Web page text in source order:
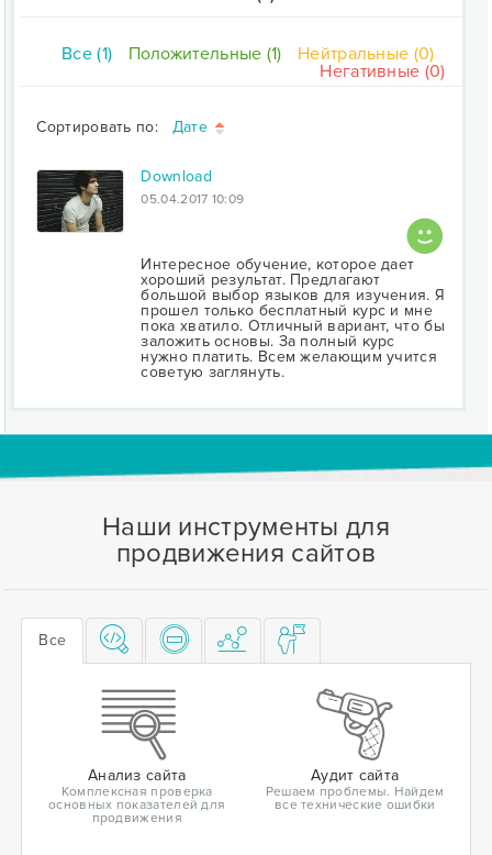
Все (1) Положительные (1)
Нейтральные (0)
Негативные (0)
Сортировать по: Дате
Download
05.04.2017 10:09
Интересное обучение, которое дает
хороший результат. Предлагают
большой выбор языков для изучения. Я
прошел только бесплатный курс и мне
пока хватило. Отличный вариант, что бы
заложить основы. За полный курс
нужно платить. Всем желающим учится
советую заглянуть.
Наши инструменты для
продвижения сайтов
Все
Анализ сайта
Комплексная проверка
основных показателей для
продвижения
Аудит сайта
Решаем проблемы. Найдем
все технические ошибки